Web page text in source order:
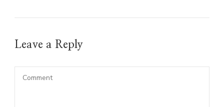
Leave a Reply